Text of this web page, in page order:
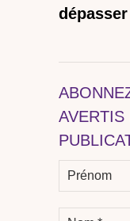
AVERTIS